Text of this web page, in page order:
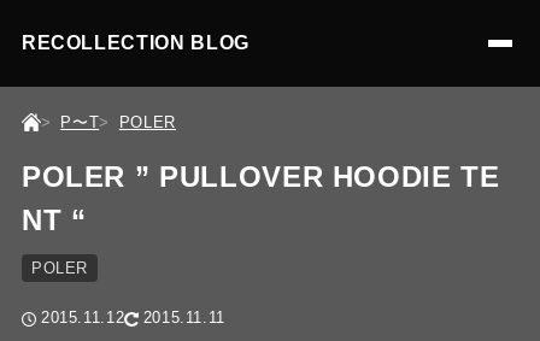
RECOLLECTION BLOG
P〜T POLER
POLER ” PULLOVER HOODIE TE
NT “
POLER
2015.11.12 2015.11.11